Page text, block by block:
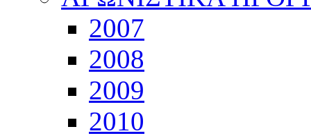
2007
2008
2009
2010